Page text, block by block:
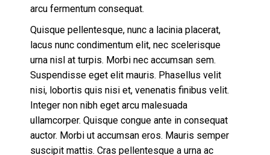
arcu fermentum consequat.
Quisque pellentesque, nunc a lacinia placerat,
lacus nunc condimentum elit, nec scelerisque
urna nisl at turpis. Morbi nec accumsan sem.
Suspendisse eget elit mauris. Phasellus velit
nisi, lobortis quis nisi et, venenatis finibus velit.
Integer non nibh eget arcu malesuada
ullamcorper. Quisque congue ante in consequat
auctor. Morbi ut accumsan eros. Mauris semper
suscipit mattis. Cras pellentesque a urna ac